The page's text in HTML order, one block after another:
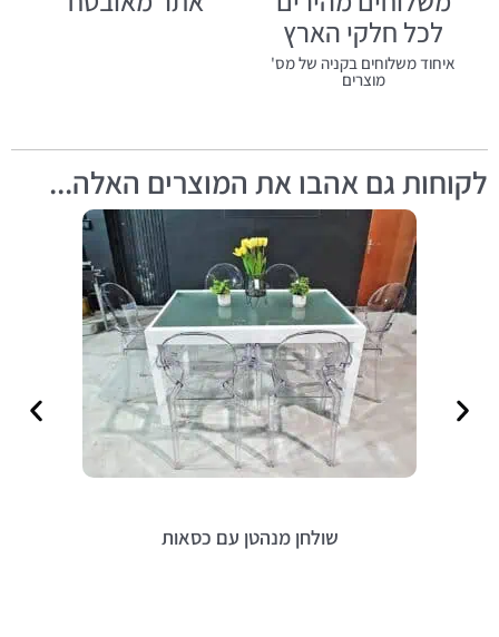
לכל חלקי הארץ
איחוד משלוחים בקניה של מס'
מוצרים
לקוחות גם אהבו את המוצרים האלה...
שולחן מנהטן עם כסאות